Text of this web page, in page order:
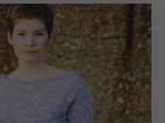
Einwilligung
Impressum